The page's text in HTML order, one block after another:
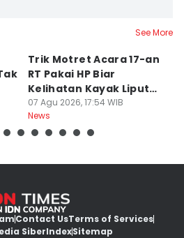
See More
Trik Motret Acara 17-an
RT Pakai HP Biar
Kelihatan Kayak Liputan
Festival Nasional
07 Agu 2026, 17:54 WIB
News
Contact UsTerms of Services
SiberIndexSitemap